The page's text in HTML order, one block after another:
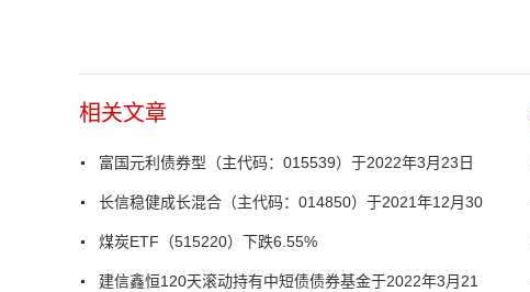
相关文章
富国元利债券型（主代码：015539）于2022年3月23日
长信稳健成长混合（主代码：014850）于2021年12月30
煤炭ETF（515220）下跌6.55%
建信鑫恒120天滚动持有中短债债券基金于2022年3月21